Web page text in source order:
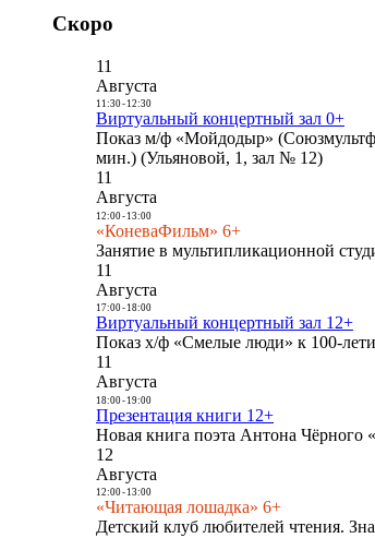
Скоро
11
Августа
11:30- 12:30
Виртуальный концертный зал 0+
Показ м/ф «Мойдодыр»
мин.) (Ульяновой, 1, зал № 12)
11
Августа
12:00- 13:00
«КоневаФильм» 6+
Занятие в мультипликационной
11
Августа
17:00- 18:00
Виртуальный концертный зал 12+
Показ х/ф «Смелые люди» к 100-
11
Августа
18:00- 19:00
Презентация книги 12+
Новая книга поэта Антона
12
Августа
12:00- 13:00
«Читающая лошадка» 6+
Детский клуб любителей чтения.